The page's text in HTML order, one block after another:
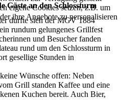
Gäste an den Schlossturm
durfte sich der MGV 1884
rundum gelungenes Grillfest
und Besucher fanden
rund um den Schlossturm in
gesellige Stunden in
Wünsche offen: Neben
Grill standen Kaffee und eine
Kuchen bereit. Auch Bier,
eigene Cookies setzen, z.B. um
ihre Angebote zu personalisieren